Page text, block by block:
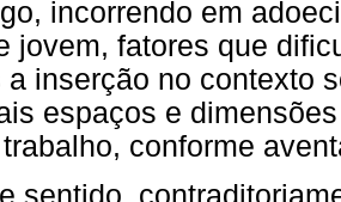
incorrendo em
jovem, fatores que
a inserção no contexto
espaços e
conforme